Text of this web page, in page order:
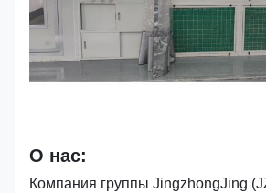
О нас:
Компания группы JingzhongJing